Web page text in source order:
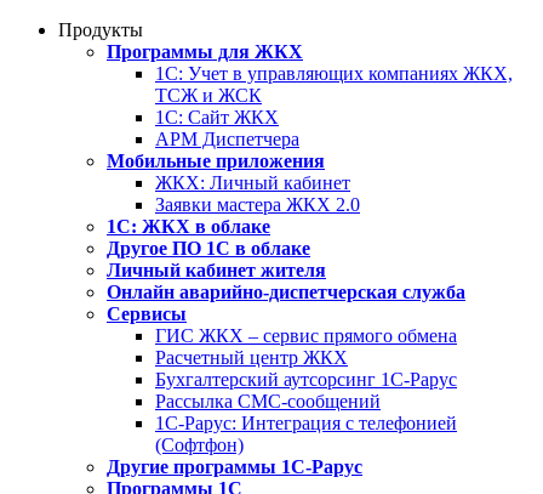
Продукты
Программы для ЖКХ
1С: Учет в управляющих компаниях ЖКХ,
ТСЖ и ЖСК
1С: Сайт ЖКХ
АРМ Диспетчера
Мобильные приложения
ЖКХ: Личный кабинет
Заявки мастера ЖКХ 2.0
1С: ЖКХ в облаке
Другое ПО 1С в облаке
Личный кабинет жителя
Онлайн аварийно-диспетчерская служба
Сервисы
ГИС ЖКХ – сервис прямого обмена
Расчетный центр ЖКХ
Бухгалтерский аутсорсинг 1С-Рарус
Рассылка СМС-сообщений
1С-Рарус: Интеграция с телефонией
(Софтфон)
Другие программы 1С-Рарус
Программы 1С